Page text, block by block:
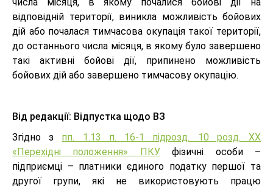
відповідній території, виникла можливість бойових
дій або почалася тимчасова окупація такої території,
до останнього числа місяця, в якому було завершено
такі активні бойові дії, припинено можливість
бойових дій або завершено тимчасову окупацію.
Від редакції: Відпустка щодо ВЗ
Згідно з пп. 1.13 п. 16-1 підрозд. 10 розд. XX
«Перехідні положення» ПКУфізичні особи –
підприємці – платники єдиного податку першої та
другої групи, які не використовують працю